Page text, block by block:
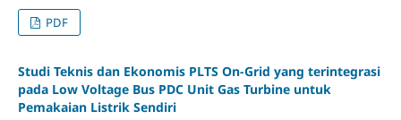
PDF
Studi Teknis dan Ekonomis PLTS On-Grid yang terintegrasi
pada Low Voltage Bus PDC Unit Gas Turbine untuk
Pemakaian Listrik Sendiri